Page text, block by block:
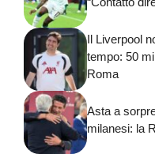
Il Liverpool
tempo: 50
Roma
Asta a
milanesi: la